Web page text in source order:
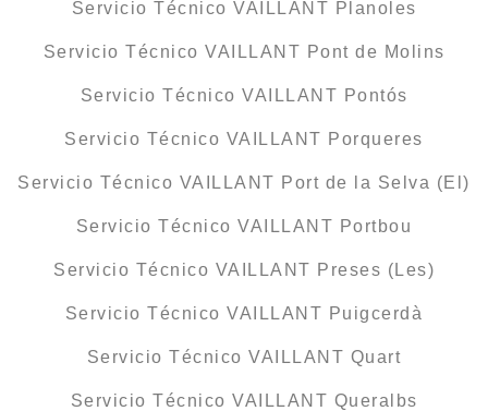
Servicio Técnico VAILLANT Planoles
Servicio Técnico VAILLANT Pont de Molins
Servicio Técnico VAILLANT Pontós
Servicio Técnico VAILLANT Porqueres
Servicio Técnico VAILLANT Port de la Selva (El)
Servicio Técnico VAILLANT Portbou
Servicio Técnico VAILLANT Preses (Les)
Servicio Técnico VAILLANT Puigcerdà
Servicio Técnico VAILLANT Quart
Servicio Técnico VAILLANT Queralbs